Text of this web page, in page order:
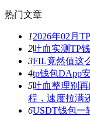
热门文章
12026年02月
2吐血实测TP
3FIL竟然值这
4tp钱包DApp
5吐血整理别
程，速度拉满
6USDT钱包一